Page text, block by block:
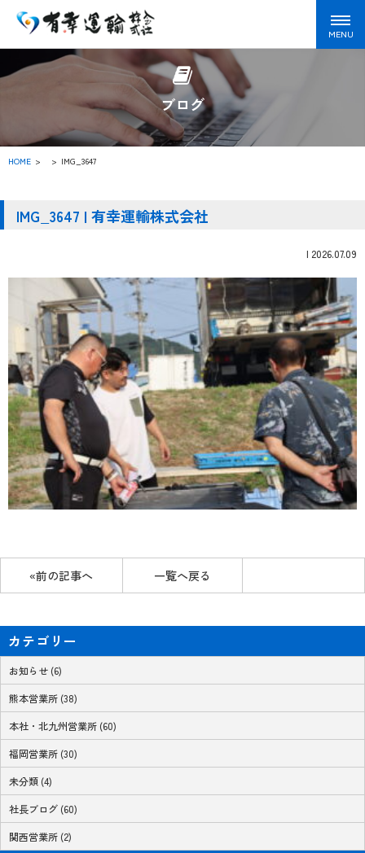
ブログ
HOME > IMG_3647
IMG_3647 | 有幸運輸株式会社
| 2026.07.09
«前の記事へ 一覧へ戻る
カテゴリー
お知らせ (6)
熊本営業所 (38)
本社・北九州営業所 (60)
福岡営業所 (30)
未分類 (4)
社長ブログ (60)
関西営業所 (2)